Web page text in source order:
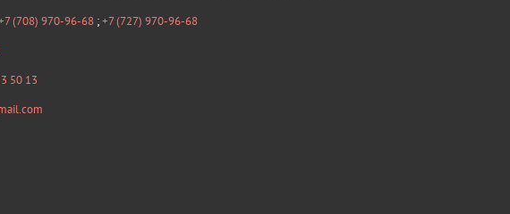
(708) 970-96-68 ;+7 (727) 970-96-68
50 13